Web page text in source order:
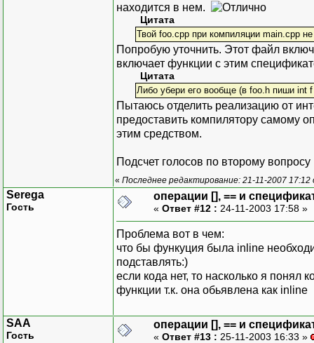
находится в нем.
Цитата
Твой foo.cpp при компиляции main.cpp
Попробую уточнить. Этот файл
включает функции с этим
Цитата
Либо убери его вообще (в foo.h пиши int
Пытаюсь отделить реализацию от
предоставить компилятору самому
этим средством.
Подсчет голосов по второму
« Последнее редактирование: 21-11-2007 17:12
Serega
Гость
операции [], == и
« Ответ #12 : 24-11-2003 17:58 »
Проблема вот в чем:
что бы функуция была inline
подставлять:)
если кода нет, то насколько я понял
функции т.к. она обьявлена как inline
SAA
Гость
операции [], == и
« Ответ #13 : 25-11-2003 16:33 »